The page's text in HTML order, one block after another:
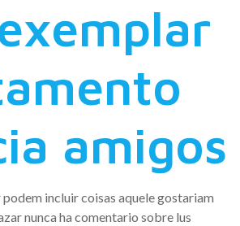
amigos
incluir coisas aquele gostariam
nunca ha comentario sobre lus